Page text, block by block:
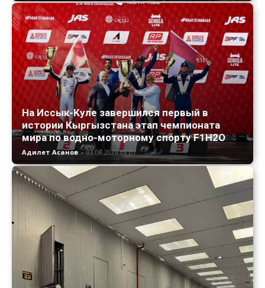
На Иссык-Куле завершился первый в
истории Кыргызстана этап чемпионата
мира по водно-моторному спорту F1H2O
Адилет Асанов - 03.08.2026 09:07